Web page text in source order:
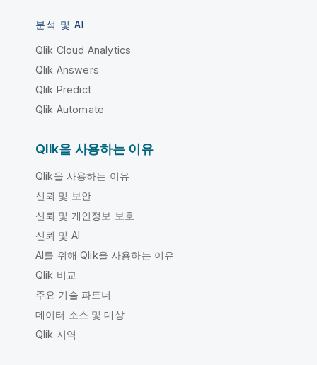
분석 및 AI
Qlik Cloud Analytics
Qlik Answers
Qlik Predict
Qlik Automate
Qlik을 사용하는 이유
Qlik을 사용하는 이유
신뢰 및 보안
신뢰 및 개인정보 보호
신뢰 및 AI
AI를 위해 Qlik을 사용하는 이유
Qlik 비교
주요 기술 파트너
데이터 소스 및 대상
Qlik 지역